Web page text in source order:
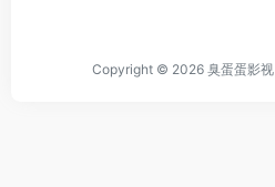
Copyright © 2026 臭蛋蛋影视